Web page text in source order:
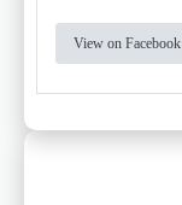
View on Facebook